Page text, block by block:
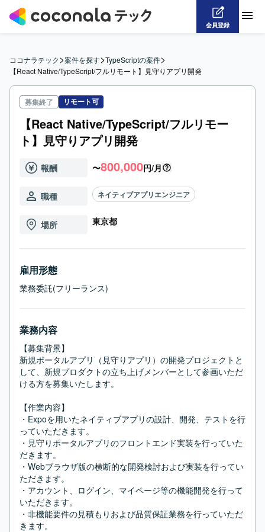
会員登録
ココナラテック>案件を探す>TypeScriptの案件>
【React Native/TypeScript/フルリモート】見守りアプリ開発
募集終了 リモート可
【React Native/TypeScript/フルリモー
ト】見守りアプリ開発
報酬 〜800,000円/月
職種 ネイティブアプリエンジニア
場所 東京都
雇用形態
業務委託(フリーランス)
業務内容
【募集背景】
新規ポータルアプリ（見守りアプリ）の開発プロジェクトと
して、新規プロダクトの立ち上げメンバーとして参画いただ
ける方を募集いたします。
【作業内容】
・Expoを用いたネイティブアプリの設計、開発、テストを行
っていただきます。
・見守りポータルアプリのフロントエンド実装を行っていた
だきます。
・Webブラウザ版の横断的な開発検討および実装を行ってい
ただきます。
・アカウント、ログイン、マイページ等の機能開発を行って
いただきます。
・非機能要件の見積もりおよび品質保証業務を行っていただ
きます。